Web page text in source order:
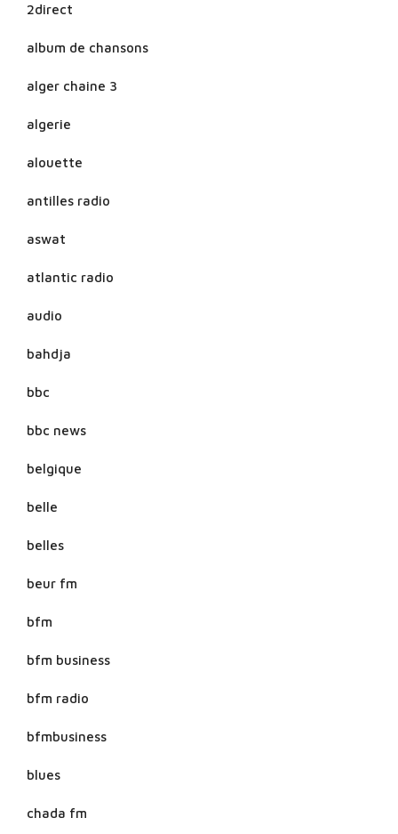
2direct
album de chansons
alger chaine 3
algerie
alouette
antilles radio
aswat
atlantic radio
audio
bahdja
bbc
bbc news
belgique
belle
belles
beur fm
bfm
bfm business
bfm radio
bfmbusiness
blues
chada fm